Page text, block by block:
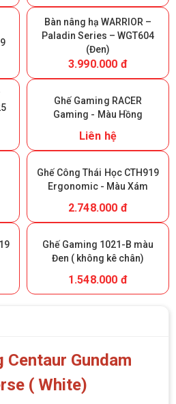
Bàn nâng hạ WARRIOR –
Paladin Series – WGT604
(Đen)
3.990.000 đ
Ghế Gaming RACER
Gaming - Màu Hồng
Liên hệ
Ghế Công Thái Học CTH919
Ergonomic - Màu Xám
2.748.000 đ
Ghế Gaming 1021-B màu
Đen ( không kê chân)
1.548.000 đ
Centaur Gundam
( White)